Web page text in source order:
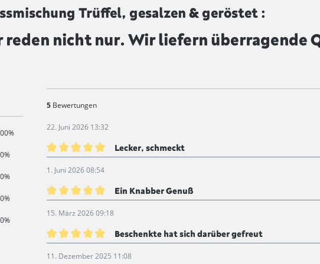
Trüffel, gesalzen & geröstet :
reden nicht nur. Wir liefern überragende
0%
0%
0%
0%
5 Bewertungen
22. Juni 2026 13:32
Bewertung mit 5 von 5 Sternen
Lecker, schmeckt
1. Juni 2026 08:54
Bewertung mit 5 von 5 Sternen
Ein Knabber Genuß
15. März 2026 09:18
Bewertung mit 5 von 5 Sternen
Beschenkte hat sich darüber gefreut
11. Dezember 2025 11:08